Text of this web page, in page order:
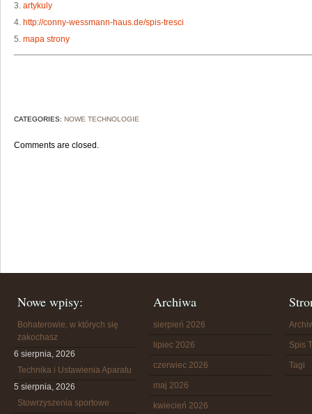
3. artykuly
4. http://conny-wessmann-haus.de/spis-tresci
5. mapa strony
CATEGORIES: NOWE TECHNOLOGIE
Comments are closed.
Nowe wpisy:
Bohaterowie, w których się
zakochasz
6 sierpnia, 2026
Technika i Ustawienia Aparatu
5 sierpnia, 2026
Stowrzyszenia sportowe
Archiwa
sierpień 2026
lipiec 2026
czerwiec 2026
maj 2026
kwiecień 2026
Spis
Tagi